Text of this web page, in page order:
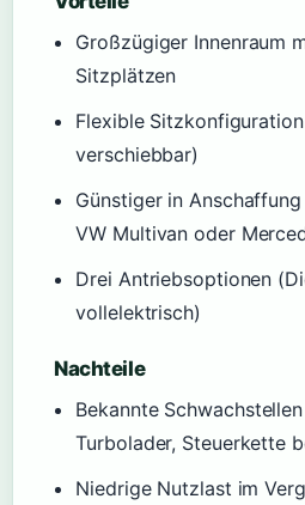
Großzügiger Innenraum
Sitzplätzen
Flexible
verschiebbar)
Günstiger in
VW Multivan oder
Drei Antriebsoptionen
vollelektrisch)
Nachteile
Bekannte
Turbolader, Steuerkette
Niedrige Nutzlast im